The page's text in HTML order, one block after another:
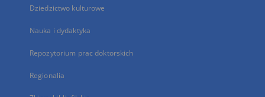
Dziedzictwo kulturowe
Nauka i dydaktyka
Repozytorium prac doktorskich
Regionalia